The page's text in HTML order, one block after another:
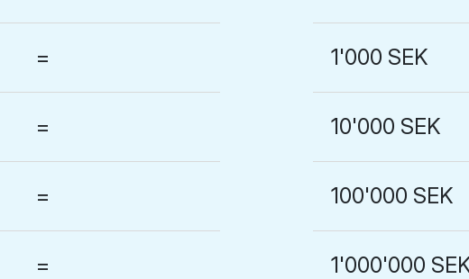
=
=
=
=
1'000 SEK
10'000 SEK
100'000 SEK
1'000'000